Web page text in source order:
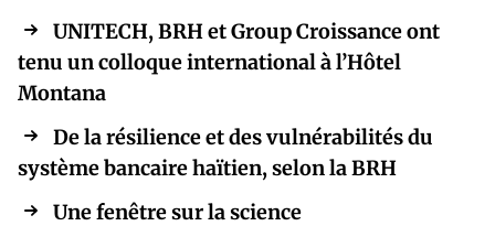
UNITECH, BRH et Group Croissance ont
tenu un colloque international à l’Hôtel
Montana
De la résilience et des vulnérabilités du
système bancaire haïtien, selon la BRH
Une fenêtre sur la science